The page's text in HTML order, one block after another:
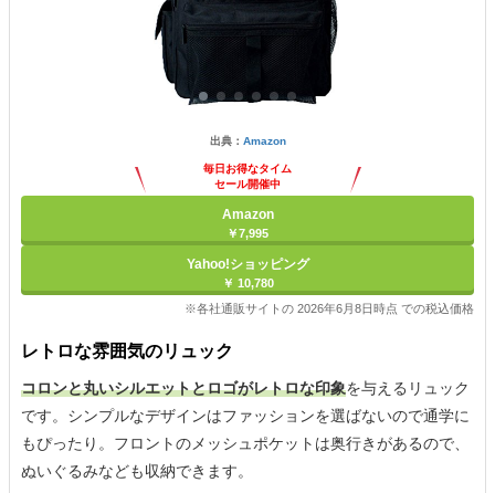
出典： Amazon
毎日お得なタイム
セール開催中
Amazon
￥7,995
Yahoo!ショッピング
￥ 10,780
※各社通販サイトの 2026年6月8日時点 での税込価格
レトロな雰囲気のリュック
コロンと丸いシルエットとロゴがレトロな印象を与えるリュック
です。シンプルなデザインはファッションを選ばないので通学に
もぴったり。フロントのメッシュポケットは奥行きがあるので、
ぬいぐるみなども収納できます。